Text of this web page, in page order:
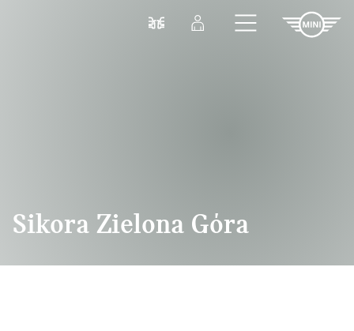
Przejdź do głównej treści
Porównaj Zaloguj się
Sikora Zielona Góra